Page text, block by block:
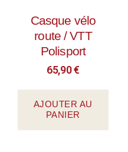
Casque vélo
route / VTT
Polisport
65,90€
AJOUTER AU
PANIER